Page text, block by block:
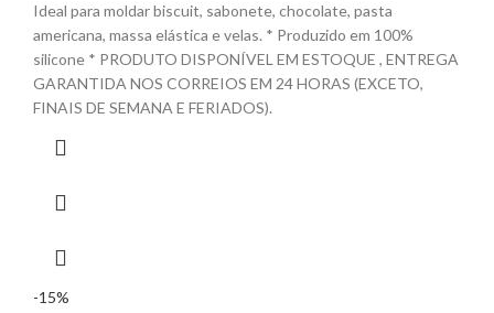
Ideal para moldar biscuit, sabonete, chocolate, pasta
americana, massa elástica e velas. * Produzido em 100%
silicone * PRODUTO DISPONÍVEL EM ESTOQUE , ENTREGA
GARANTIDA NOS CORREIOS EM 24 HORAS (EXCETO,
FINAIS DE SEMANA E FERIADOS).
-15%